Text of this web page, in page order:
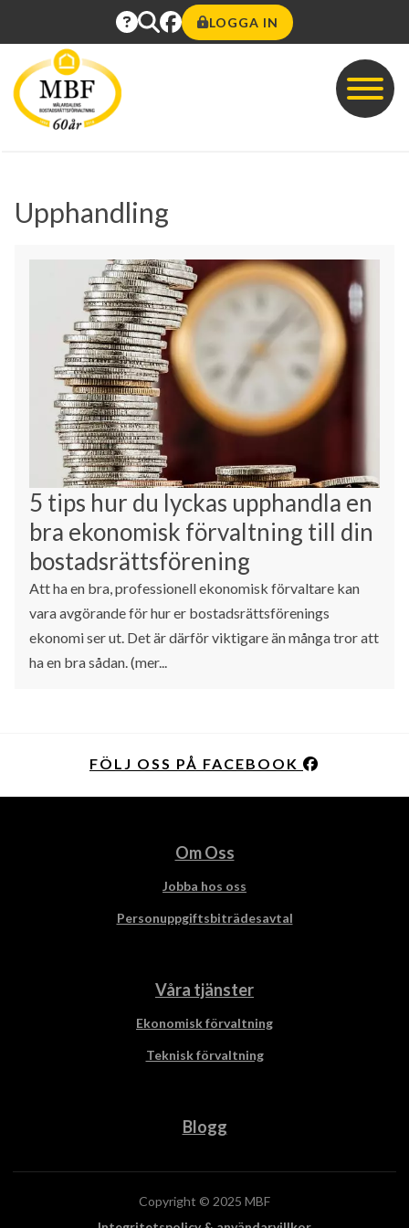
LOGGA IN
Upphandling
5 tips hur du lyckas upphandla en
bra ekonomisk förvaltning till din
bostadsrättsförening
Att ha en bra, professionell ekonomisk förvaltare kan
vara avgörande för hur er bostadsrättsförenings
ekonomi ser ut. Det är därför viktigare än många tror att
ha en bra sådan. (mer...
FÖLJ OSS PÅ FACEBOOK
Om Oss
Jobba hos oss
Personuppgiftsbiträdesavtal
Våra tjänster
Ekonomisk förvaltning
Teknisk förvaltning
Blogg
Copyright © 2025 MBF